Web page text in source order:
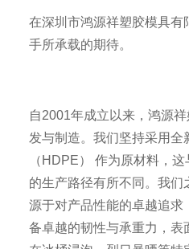
在深圳市鸿源祥塑胶模具有
手所承载的期待。
自2001年成立以来，鸿源
发与制造。我们坚持采用全
（HDPE） 作为原材料，
的生产路径有所不同。我们
源于对产品性能的卓越追求
备卓越的韧性与承重力，表